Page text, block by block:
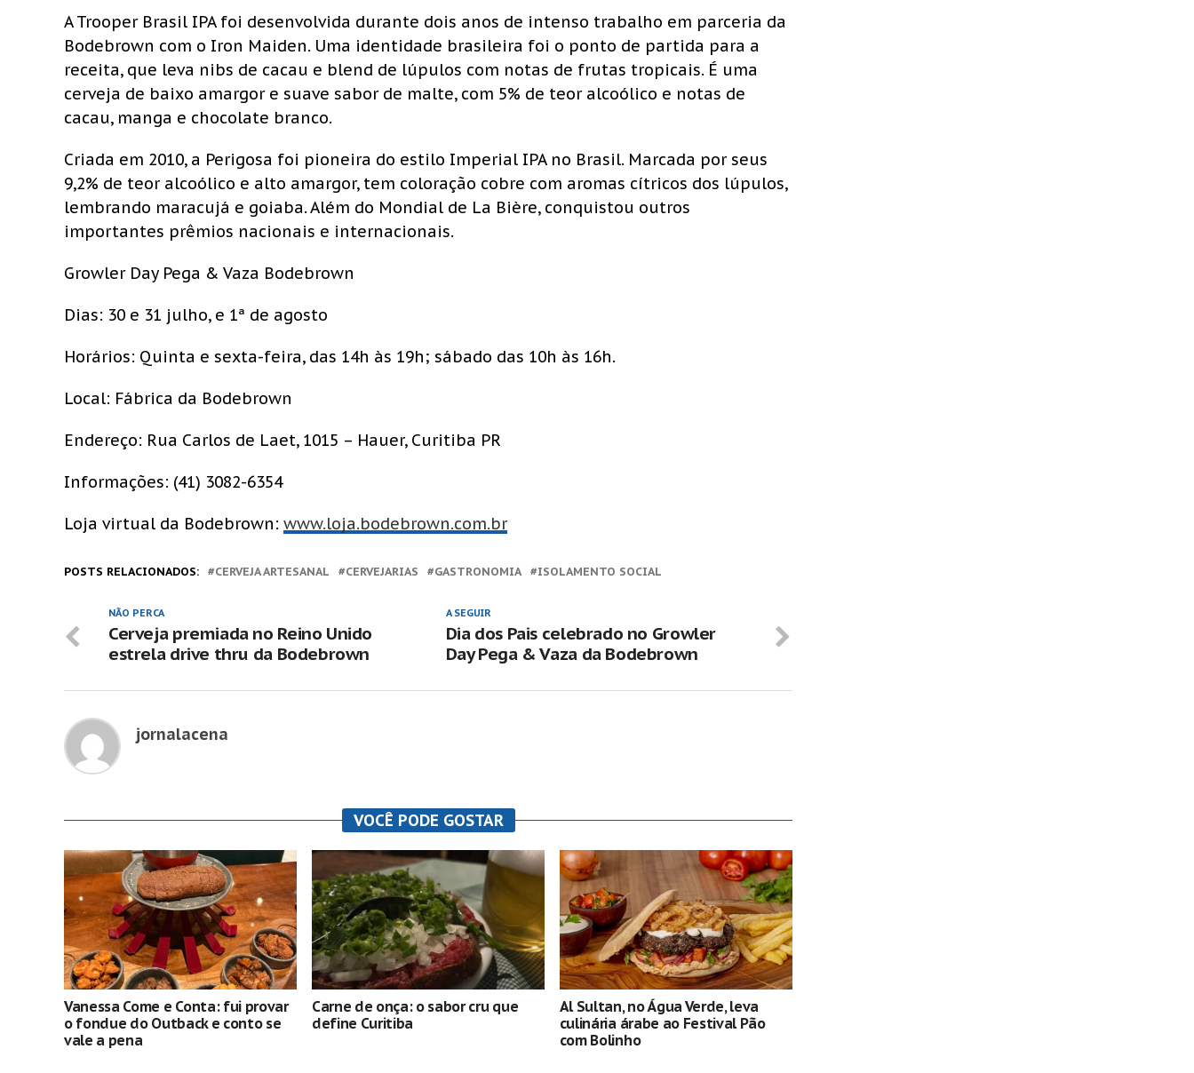
A Trooper Brasil IPA foi desenvolvida durante dois anos de intenso trabalho em parceria da
Bodebrown com o Iron Maiden. Uma identidade brasileira foi o ponto de partida para a
receita, que leva nibs de cacau e blend de lúpulos com notas de frutas tropicais. É uma
cerveja de baixo amargor e suave sabor de malte, com 5% de teor alcoólico e notas de
cacau, manga e chocolate branco.
Criada em 2010, a Perigosa foi pioneira do estilo Imperial IPA no Brasil. Marcada por seus
9,2% de teor alcoólico e alto amargor, tem coloração cobre com aromas cítricos dos lúpulos,
lembrando maracujá e goiaba. Além do Mondial de La Bière, conquistou outros
importantes prêmios nacionais e internacionais.
Growler Day Pega & Vaza Bodebrown
Dias: 30 e 31 julho, e 1ª de agosto
Horários: Quinta e sexta-feira, das 14h às 19h; sábado das 10h às 16h.
Local: Fábrica da Bodebrown
Endereço: Rua Carlos de Laet, 1015 – Hauer, Curitiba PR
Informações: (41) 3082-6354
Loja virtual da Bodebrown: www.loja.bodebrown.com.br
POSTS RELACIONADOS: CERVEJA ARTESANAL CERVEJARIAS GASTRONOMIA ISOLAMENTO SOCIAL
A SEGUIR
Dia dos Pais celebrado no Growler
Day Pega & Vaza da Bodebrown
NÃO PERCA
Cerveja premiada no Reino Unido
estrela drive thru da Bodebrown
jornalacena
VOCÊ PODE GOSTAR
Vanessa Come e Conta: fui provar
o fondue do Outback e conto se
vale a pena
Carne de onça: o sabor cru que
define Curitiba
Al Sultan, no Água Verde, leva
culinária árabe ao Festival Pão
com Bolinho